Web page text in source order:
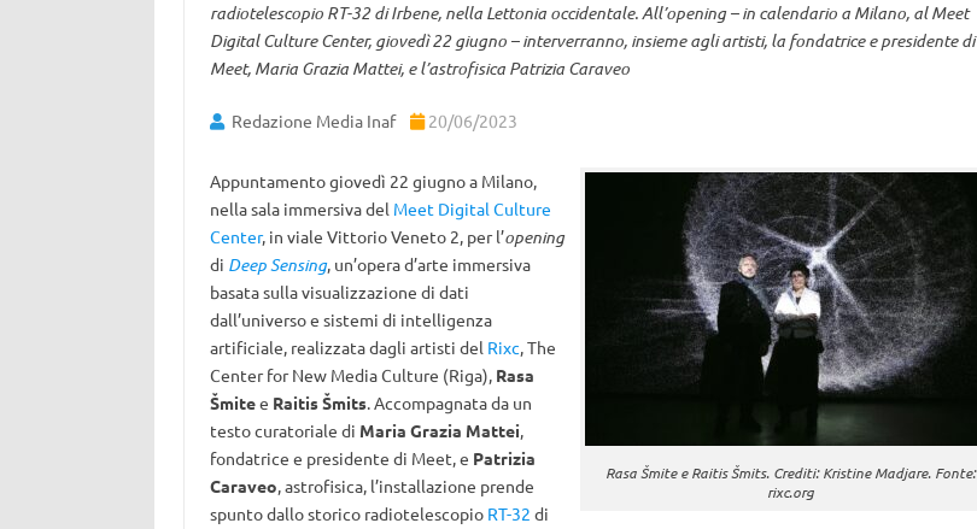
radiotelescopio RT-32 di Irbene, nella Lettonia occidentale. All’opening – in calendario a Milano, al Meet
Digital Culture Center, giovedì 22 giugno – interverranno, insieme agli artisti, la fondatrice e presidente di
Meet, Maria Grazia Mattei, e l’astrofisica Patrizia Caraveo
Redazione Media Inaf 20/06/2023
Rasa Šmite e Raitis Šmits. Crediti: Kristine Madjare. Fonte:
rixc.org
Appuntamento giovedì 22 giugno a Milano,
nella sala immersiva del Meet Digital Culture
Center, in viale Vittorio Veneto 2, per l’opening
di Deep Sensing, un’opera d’arte immersiva
basata sulla visualizzazione di dati
dall’universo e sistemi di intelligenza
artificiale, realizzata dagli artisti del Rixc, The
Center for New Media Culture (Riga), Rasa
Šmitee Raitis Šmits. Accompagnata da un
testo curatoriale di Maria Grazia Mattei,
fondatrice e presidente di Meet, e Patrizia
Caraveo, astrofisica, l’installazione prende
spunto dallo storico radiotelescopio RT-32 di